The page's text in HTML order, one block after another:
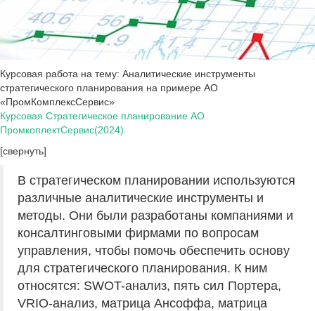
Курсовая работа на тему: Аналитические инструменты
стратегического планирования на примере АО
«ПромКомплексСервис»
Курсовая Стратегическое планирование АО
ПромкоплектСервис(2024)
[свернуть]
В стратегическом планировании используются
различные аналитические инструменты и
методы. Они были разработаны компаниями и
консалтинговыми фирмами по вопросам
управления, чтобы помочь обеспечить основу
для стратегического планирования. К ним
относятся: SWOT-анализ, пять сил Портера,
VRIO-анализ, матрица Ансоффа, матрица